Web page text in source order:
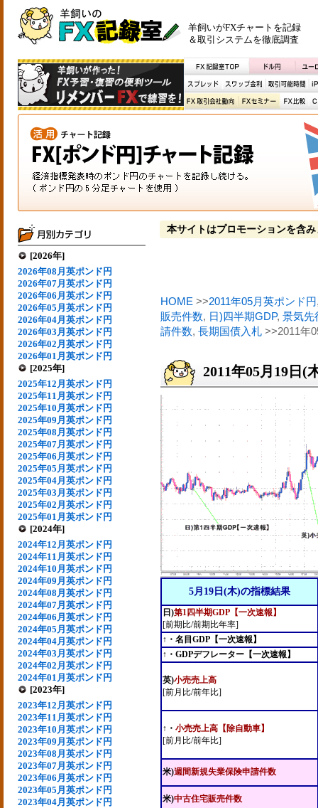
羊飼いがFXチャートを記録
＆取引システムを徹底調査
[2026年]
2026年08月英ポンド円
2026年07月英ポンド円
2026年06月英ポンド円
2026年05月英ポンド円
2026年04月英ポンド円
2026年03月英ポンド円
2026年02月英ポンド円
2026年01月英ポンド円
[2025年]
2025年12月英ポンド円
2025年11月英ポンド円
2025年10月英ポンド円
2025年09月英ポンド円
2025年08月英ポンド円
2025年07月英ポンド円
2025年06月英ポンド円
2025年05月英ポンド円
2025年04月英ポンド円
2025年03月英ポンド円
2025年02月英ポンド円
2025年01月英ポンド円
[2024年]
2024年12月英ポンド円
2024年11月英ポンド円
2024年10月英ポンド円
2024年09月英ポンド円
2024年08月英ポンド円
2024年07月英ポンド円
2024年06月英ポンド円
2024年05月英ポンド円
2024年04月英ポンド円
2024年03月英ポンド円
2024年02月英ポンド円
2024年01月英ポンド円
[2023年]
2023年12月英ポンド円
2023年11月英ポンド円
2023年10月英ポンド円
2023年09月英ポンド円
2023年08月英ポンド円
2023年07月英ポンド円
2023年06月英ポンド円
2023年05月英ポンド円
2023年04月英ポンド円
本サイトはプロモーションを含み
HOME >>2011年05月英ポンド円
販売件数, 日)四半期GDP, 景気先
請件数, 長期国債入札 >>2011年
2011年05月19日(
5月19日(木)の指標結果
日)第1四半期GDP【一次速報】
[前期比/前期比年率]
↑・名目GDP【一次速報】
↑・GDPデフレーター【一次速報】
英)小売売上高
[前月比/前年比]
↑・ 小売売上高【除自動車】
[前月比/前年比]
米)週間新規失業保険申請件数
米)中古住宅販売件数